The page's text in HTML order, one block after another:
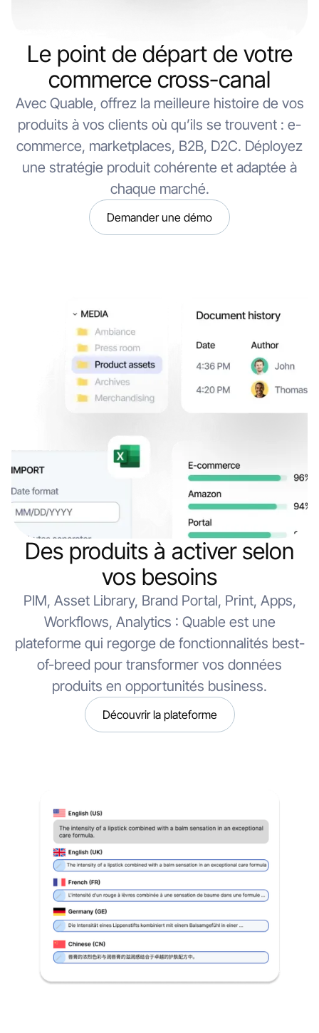
Le point de départ de votre
commerce cross-canal
Avec Quable, offrez la meilleure histoire de vos
produits à vos clients où qu’ils se trouvent : e-
commerce, marketplaces, B2B, D2C. Déployez
une stratégie produit cohérente et adaptée à
chaque marché.
Demander une démo
Des produits à activer selon
vos besoins
PIM, Asset Library, Brand Portal, Print, Apps,
Workflows, Analytics : Quable est une
plateforme qui regorge de fonctionnalités best-
of-breed pour transformer vos données
produits en opportunités business.
Découvrir la plateforme